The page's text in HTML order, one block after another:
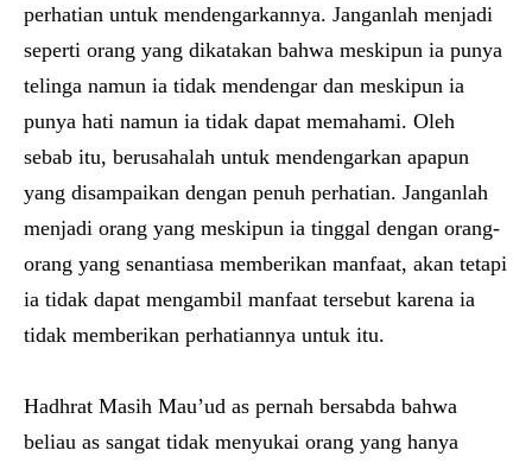
perhatian untuk mendengarkannya. Janganlah menjadi
seperti orang yang dikatakan bahwa meskipun ia punya
telinga namun ia tidak mendengar dan meskipun ia
punya hati namun ia tidak dapat memahami. Oleh
sebab itu, berusahalah untuk mendengarkan apapun
yang disampaikan dengan penuh perhatian. Janganlah
menjadi orang yang meskipun ia tinggal dengan orang-
orang yang senantiasa memberikan manfaat, akan tetapi
ia tidak dapat mengambil manfaat tersebut karena ia
tidak memberikan perhatiannya untuk itu.
Hadhrat Masih Mau’ud as pernah bersabda bahwa
beliau as sangat tidak menyukai orang yang hanya